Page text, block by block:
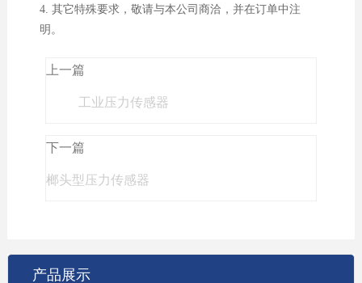
4. 其它特殊要求，敬请与本公司商洽，并在订单中注
明。
上一篇
工业压力传感器
下一篇
榔头型压力传感器
产品展示